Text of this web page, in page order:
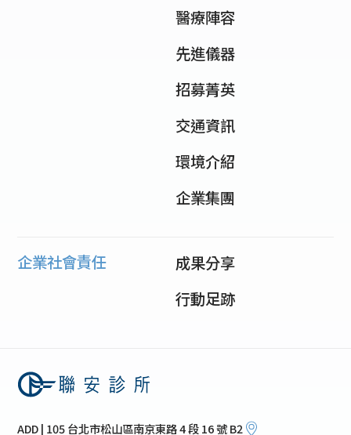
醫療陣容
先進儀器
招募菁英
交通資訊
環境介紹
企業集團
企業社會責任
成果分享
行動足跡
ADD | 105 台北市松山區南京東路 4 段 16 號 B2